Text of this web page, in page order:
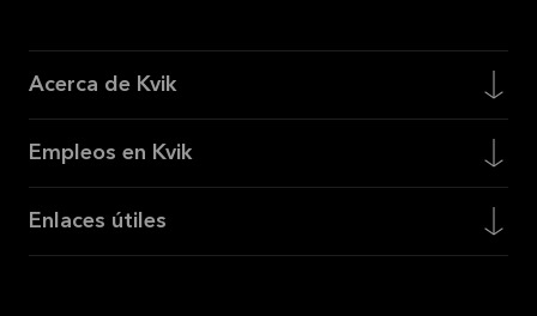
Acerca de Kvik
Empleos en Kvik
Enlaces útiles